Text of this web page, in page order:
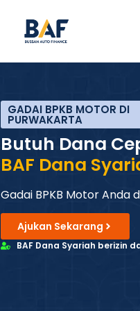
GADAI BPKB MOTOR DI
PURWAKARTA
Butuh Dana
BAF Dana
Gadai BPKB Motor Anda
Ajukan Sekarang
BAF Dana Syariah berizin